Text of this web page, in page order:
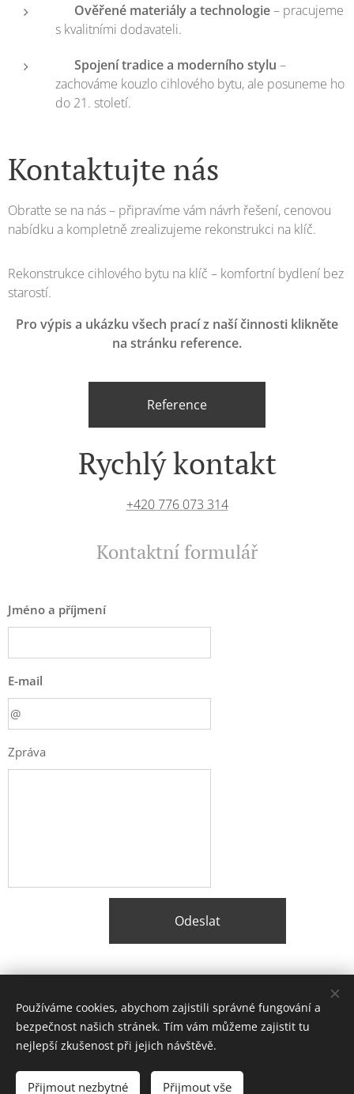
Ověřené materiály a technologie– pracujeme
s kvalitními dodavateli.
Spojení tradice a moderního stylu –
zachováme kouzlo cihlového bytu, ale posuneme ho
do 21. století.
Kontaktujte nás
Obraťte se na nás – připravíme vám návrh řešení, cenovou
nabídku a kompletně zrealizujeme rekonstrukci na klíč.
Rekonstrukce cihlového bytu na klíč – komfortní bydlení bez
starostí.
Pro výpis a ukázku všech prací z naší činnosti klikněte
na stránku reference.
Reference
Rychlý kontakt
+420 776 073 314
Kontaktní formulář
Jméno a příjmení
E-mail
Zpráva
Odeslat
© 2026 Balstavo, s.r.o.
Používáme cookies, abychom zajistili správné fungování a
bezpečnost našich stránek. Tím vám můžeme zajistit tu
nejlepší zkušenost při jejich návštěvě.
Přijmout nezbytné Přijmout vše